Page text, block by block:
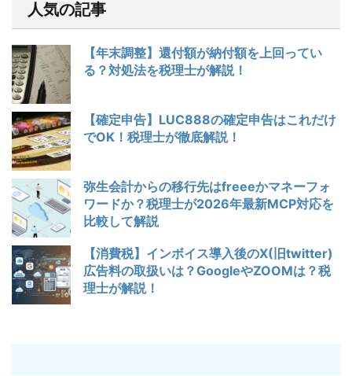
人気の記事
【年末調整】還付額が納付額を上回ってい
る？対処法を税理士が解説！
【確定申告】LUC888の確定申告はこれだけ
でOK！税理士が徹底解説！
弥生会計からの移行先はfreeeかマネーフォ
ワードか？税理士が2026年最新MCP対応を
比較して解説
【消費税】インボイス導入後のX(旧twitter)
広告料の取扱いは？GoogleやZOOMは？税
理士が解説！